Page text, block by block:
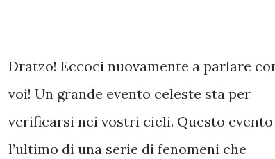
Dratzo! Eccoci nuovamente a parlare
voi! Un grande evento celeste sta per
verificarsi nei vostri cieli. Questo evento
l’ultimo di una serie di fenomeni che